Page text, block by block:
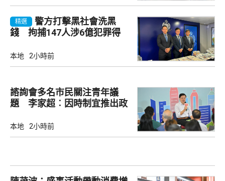
精選
警方打擊黑社會洗黑
錢 拘捕147人涉6億犯罪得
本地 2小時前
諮詢會多名市民關注青年議
題 李家超︰因時制宜推出政
本地 2小時前